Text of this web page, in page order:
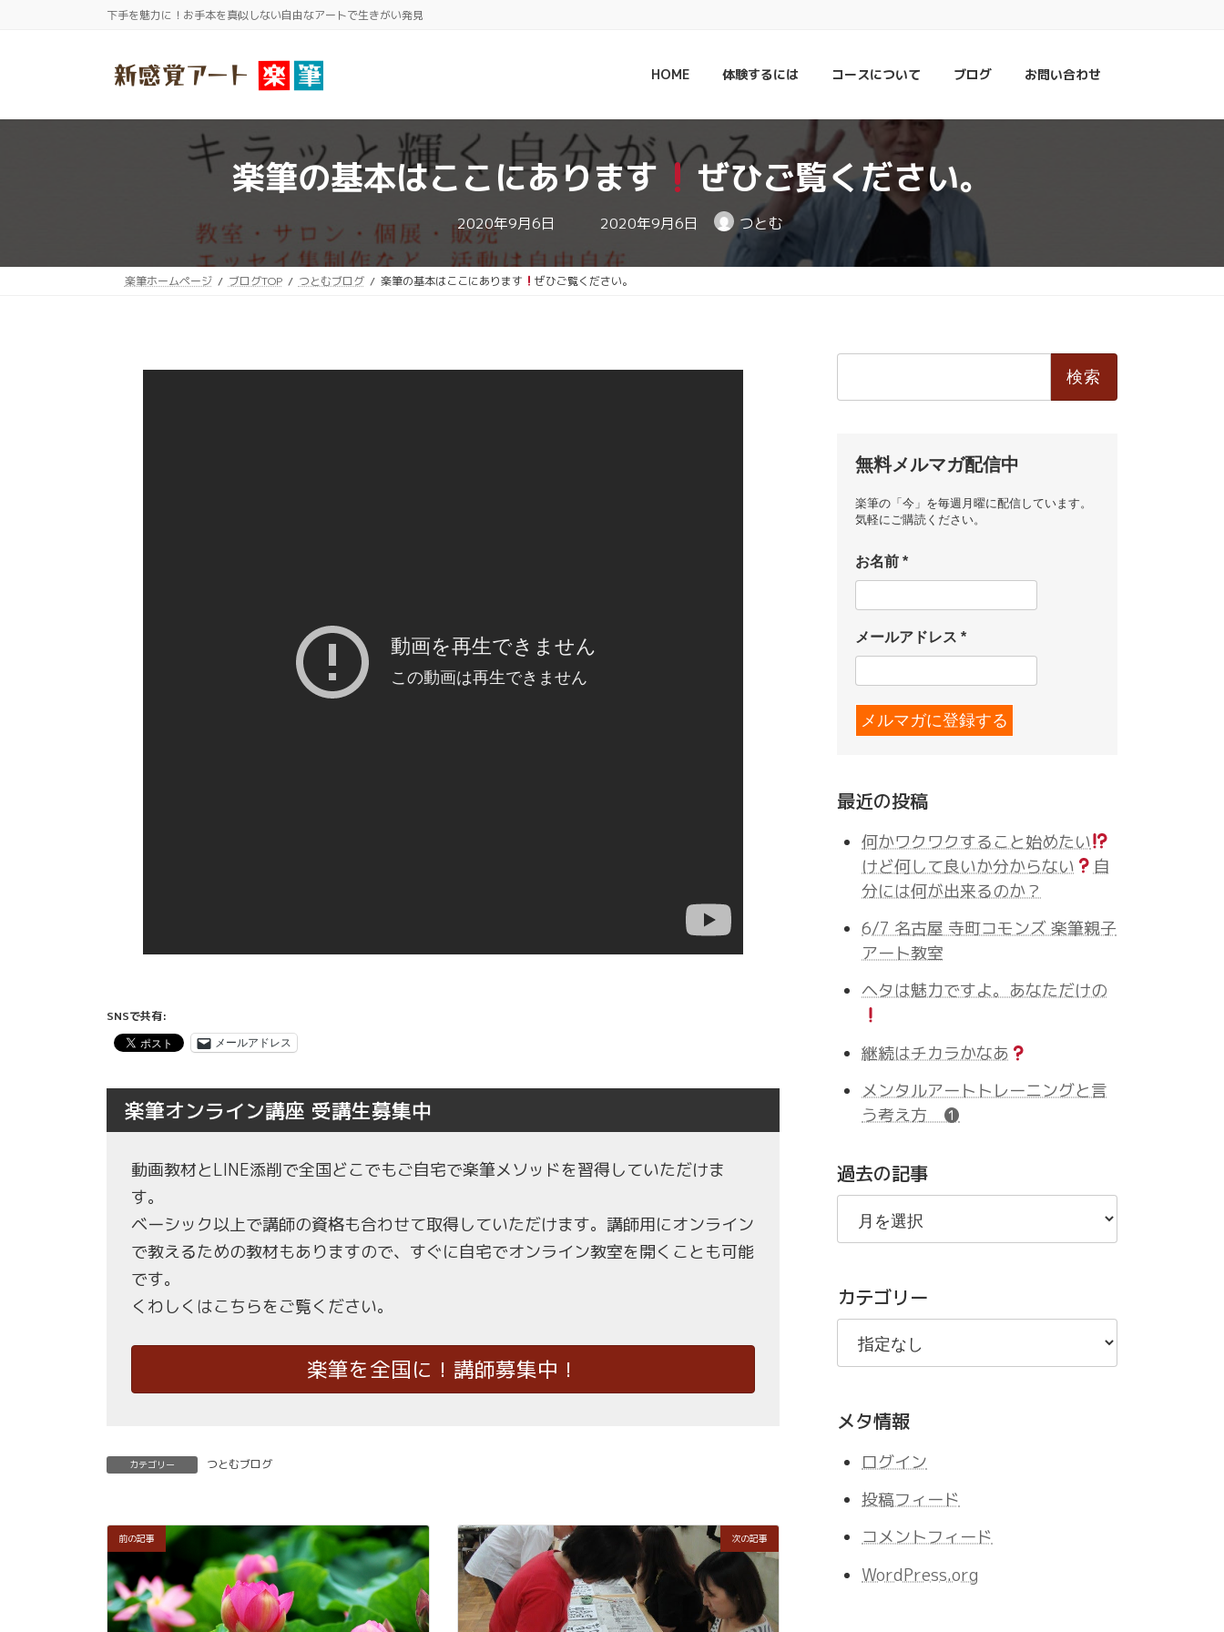
下手を魅力に！お手本を真似しない自由なアートで生きがい発見
HOME 体験するには コースについて ブログ お問い合わせ
楽筆の基本はここにあります ぜひご覧ください。
2020年9月6日 最
終
新
日
時
2020年9月6日 つとむ
楽筆ホームページ ブログTOP つとむブログ 楽筆の基本はここにあります ぜひご覧ください。
SNSで共有:
メールアドレス
楽筆オンライン講座 受講生募集中
動画教材とLINE添削で全国どこでもご自宅で楽筆メソッドを習得していただけま
す。
ベーシック以上で講師の資格も合わせて取得していただけます。講師用にオンライン
で教えるための教材もありますので、すぐに自宅でオンライン教室を開くことも可能
です。
くわしくはこちらをご覧ください。
楽筆を全国に！講師募集中！
カテゴリー つとむブログ
前の記事 次の記事
無料メルマガ配信中
楽筆の「今」を毎週月曜に配信しています。
気軽にご購読ください。
お名前*
メールアドレス*
最近の投稿
何かワクワクすること始めたい
けど何して良いか分からない
自
分には何が出来るのか？
6/7 名古屋 寺町コモンズ 楽筆親子
アート教室
ヘタは魅力ですよ。あなただけの
継続はチカラかなあ
メンタルアートトレーニングと言
う考え方 ❶
過去の記事
過
の
事
カテゴリー
メタ情報
ログイン
投稿フィード
コメントフィード
WordPress.org